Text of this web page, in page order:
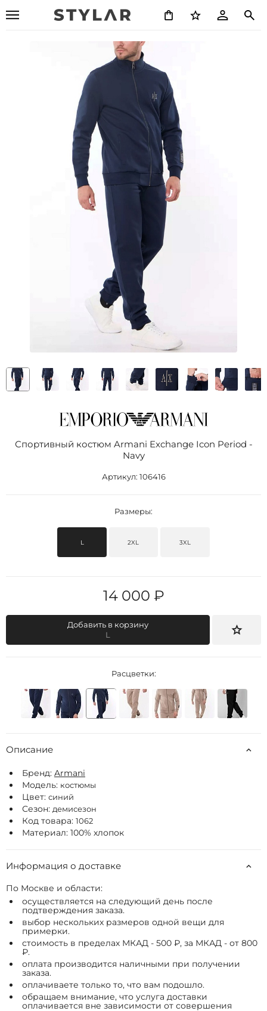
Спортивный костюм Armani Exchange Icon Period -
Navy
Артикул: 106416
Размеры:
L 2XL 3XL
14 000 ₽
Добавить в корзину
L
Расцветки:
Описание
Бренд: Armani
Модель: костюмы
Цвет: синий
Сезон: демисезон
Код товара: 1062
Материал: 100% хлопок
Информация о доставке
По Москве и области:
осуществляется на следующий день после
подтверждения заказа.
выбор нескольких размеров одной вещи для
примерки.
стоимость в пределах МКАД - 500 ₽, за МКАД - от 800
₽.
оплата производится наличными при получении
заказа.
оплачиваете только то, что вам подошло.
обращаем внимание, что услуга доставки
оплачивается вне зависимости от совершения